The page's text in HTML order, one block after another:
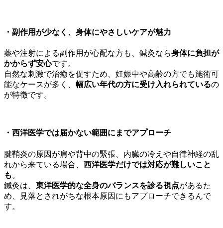
・ 副作用が少なく、身体にやさしいケアが魅力
薬や注射による副作用が心配な方も、鍼灸なら身体に負担が
かからず安心です。
自然な刺激で治癒を促すため、妊娠中や高齢の方でも施術可
能なケースが多く、 幅広い年代の方に受け入れられているの
が特徴です。
・ 西洋医学では届かない範囲にまでアプローチ
腱鞘炎の原因が肩や背中の緊張、内臓の冷えや自律神経の乱
れから来ている場合、 西洋医学だけでは対応が難しいこと
も 。
鍼灸は、 東洋医学的な全身のバランスを診る視点があるた
め、見落とされがちな根本原因にもアプローチできるんで
す。